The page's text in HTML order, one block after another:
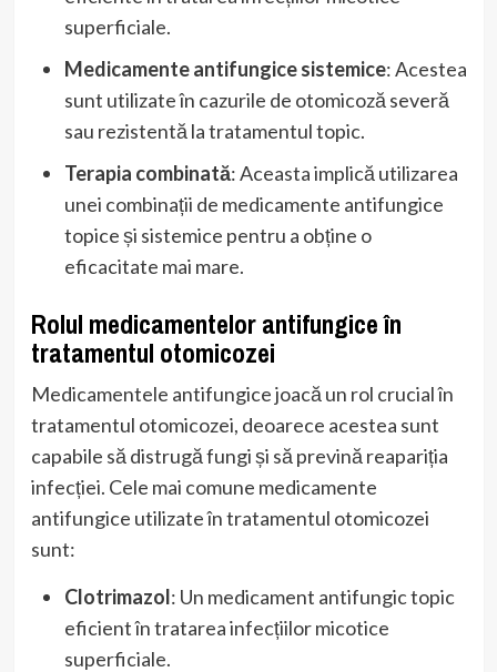
superficiale.
Medicamente antifungice sistemice: Acestea
sunt utilizate în cazurile de otomicoză severă
sau rezistentă la tratamentul topic.
Terapia combinată: Aceasta implică utilizarea
unei combinații de medicamente antifungice
topice și sistemice pentru a obține o
eficacitate mai mare.
Rolul medicamentelor antifungice în
tratamentul otomicozei
Medicamentele antifungice joacă un rol crucial în
tratamentul otomicozei, deoarece acestea sunt
capabile să distrugă fungi și să prevină reapariția
infecției. Cele mai comune medicamente
antifungice utilizate în tratamentul otomicozei
sunt:
Clotrimazol: Un medicament antifungic topic
eficient în tratarea infecțiilor micotice
superficiale.